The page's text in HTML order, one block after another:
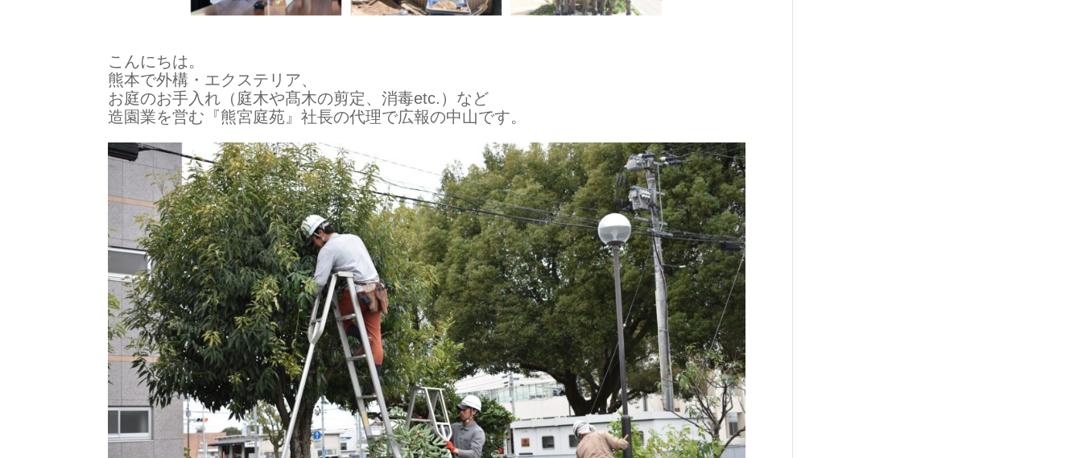
こんにちは。
熊本で外構・エクステリア、
お庭のお手入れ（庭木や髙木の剪定、消毒etc.）など
造園業を営む『熊宮庭苑』社長の代理で広報の中山です。